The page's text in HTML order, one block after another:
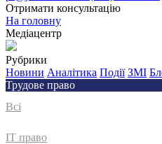
Отримати консультацію
На головну
Медіацентр
Рубрики
Новини Аналітика Події ЗМІ
Трудове право
Всі
IT право